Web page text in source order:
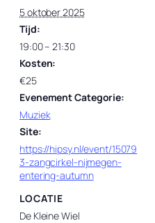
5 oktober 2025
Tijd:
19:00 – 21:30
Kosten:
€25
Evenement Categorie:
Muziek
Site:
https://hipsy.nl/event/15079
3-zangcirkel-nijmegen-
entering-autumn
LOCATIE
De Kleine Wiel